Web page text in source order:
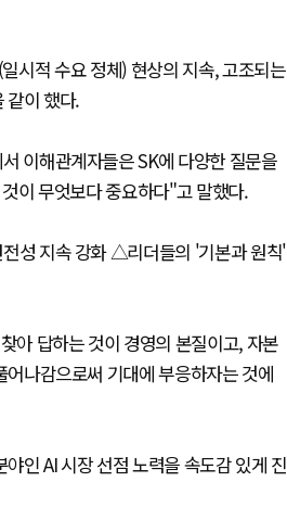
시적 수요 정체) 현상의 지속, 고조되는
같이 했다.
이해관계자들은 SK에 다양한 질문을
이 무엇보다 중요하다"고 말했다.
성 지속 강화 △리더들의 '기본과 원칙'
아 답하는 것이 경영의 본질이고, 자본
나감으로써 기대에 부응하자는 것에
인 AI 시장 선점 노력을 속도감 있게 진